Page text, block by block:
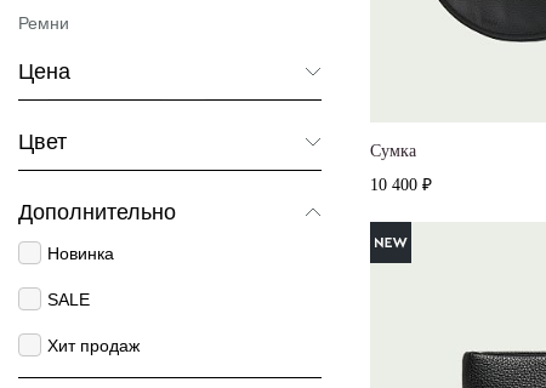
Ремни
Цена
Цвет
Дополнительно
Новинка
SALE
Хит продаж
Cумка
10 400 ₽